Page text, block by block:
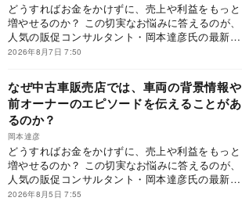
どうすればお金をかけずに、売上や利益をもっと
増やせるのか？ この切実なお悩みに答えるのが、
人気の販促コンサルタント・岡本達彦氏の最新刊
『客単価アップ大事典 「つい買ってしまう」販
は、「行動経済学×現場目線」で「つい買いたく
なる」販促の仕掛けとは何かを言語化した初の
書。本書が提示するのは、「お客様の購買行動そ
のものを変える設計とは？」です。どうすれば、
「利益が残る経営」へと変われるのか？ 本連載で
は、『客単価アップ大事典』に収録しきれなかっ
た事例の中から、現場ですぐに導入でき、成果に
つながりやすい客単価アップの仕掛けを厳選して
ご紹介していきます。
2026年8月7日 7:50
なぜ中古車販売店では、車両の背景情報や
前オーナーのエピソードを伝えることがあ
るのか？
岡本達彦
どうすればお金をかけずに、売上や利益をもっと
増やせるのか？ この切実なお悩みに答えるのが、
人気の販促コンサルタント・岡本達彦氏の最新刊
『客単価アップ大事典 「つい買ってしまう」販
2026年8月5日 7:55